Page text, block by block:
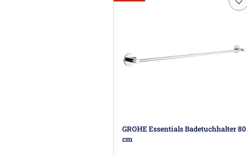
GROHE Essentials Badetuchhalter 80
cm